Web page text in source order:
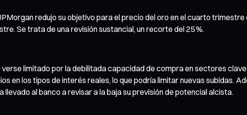
redujo su objetivo para el precio del oro en el cuarto
Se trata de una revisión sustancial, un recorte del 25 %.
limitado por la debilitada capacidad de compra en sectores
en los tipos de interés reales, lo que podría limitar nuevas subidas.
al banco a revisar a la baja su previsión de potencial alcista.